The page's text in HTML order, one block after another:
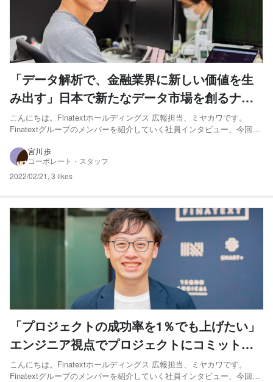
「データ解析で、金融業界に新しい価値を生
み出す」日本で新たなデータ市場を創るナウ
キャストのデータサイエンティスト
こんにちは。Finatextホールディングス 広報担当、ミヤカワです。
Finatextグループのメンバーを紹介していく社員インタビュー、今回は
燎平 – データエンジニア 大阪大学電子情報工学科で機械学習関連の研
究室に所属。専門は統計的因果推論。...
宮川 歩
コーポレート・スタッフ
2022/02/21 ,3 likes
「プロジェクトの成功率を1％でも上げたい」
エンジニア視点でプロジェクトにコミットす
るソリューションアーキテクト
こんにちは。Finatextホールディングス 広報担当、ミヤカワです。
Finatextグループのメンバーを紹介していく社員インタビュー、今回は